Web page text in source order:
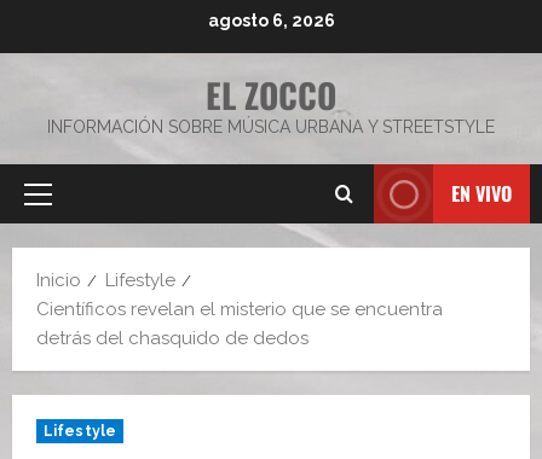
agosto 6, 2026
EL ZOCCO
INFORMACIÓN SOBRE MÚSICA URBANA Y STREETSTYLE
Menú
EN VIVO
Inicio
Lifestyle
Científicos revelan el misterio que se encuentra
detrás del chasquido de dedos
Lifestyle